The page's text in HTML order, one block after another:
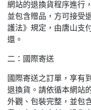
網站的退換貨程序進行
並包含贈品，方可接受
護法》規定，由唐山支
還。
二：國際寄送
國際寄送之訂單，享有
退換貨。請依循本網站
外觀、包裝完整，並包